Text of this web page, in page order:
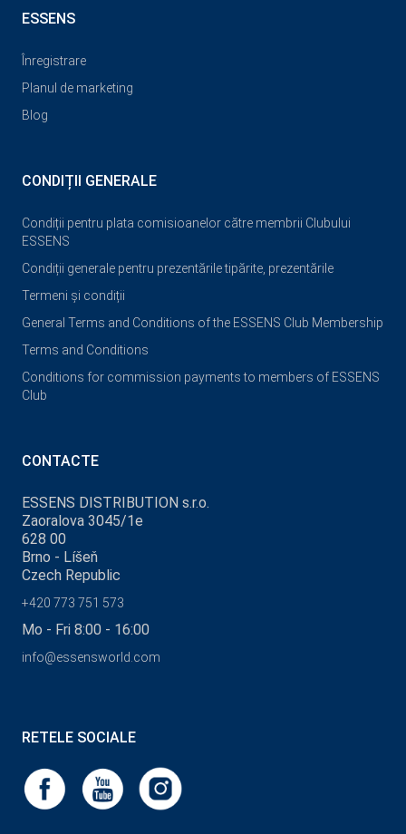
ESSENS
Înregistrare
Planul de marketing
Blog
CONDIȚII GENERALE
Condiții pentru plata comisioanelor către membrii Clubului
ESSENS
Condiții generale pentru prezentările tipărite, prezentările
Termeni și condiții
General Terms and Conditions of the ESSENS Club Membership
Terms and Conditions
Conditions for commission payments to members of ESSENS
Club
CONTACTE
ESSENS DISTRIBUTION s.r.o.
Zaoralova 3045/1e
628 00
Brno - Líšeň
Czech Republic
+420 773 751 573
Mo - Fri 8:00 - 16:00
info@essensworld.com
RETELE SOCIALE